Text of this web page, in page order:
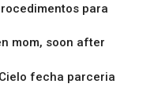
para
mom, soon after
fecha parceria